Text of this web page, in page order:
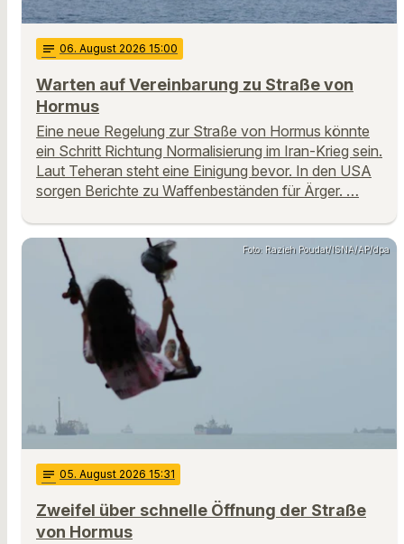
notes 06. August 2026 15:00
Warten auf Vereinbarung zu Straße von
Hormus
Eine neue Regelung zur Straße von Hormus könnte
ein Schritt Richtung Normalisierung im Iran-Krieg sein.
Laut Teheran steht eine Einigung bevor. In den USA
sorgen Berichte zu Waffenbeständen für Ärger. …
Foto: Razieh Poudat/ISNA/AP/dpa
notes 05. August 2026 15:31
Zweifel über schnelle Öffnung der Straße
von Hormus